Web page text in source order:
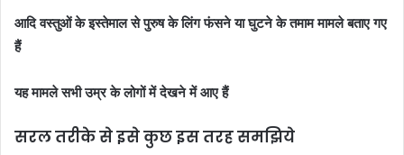
आदि वस्तुओं के इस्तेमाल से पुरुष के लिंग फंसने या घुटने के तमाम मामले बताए गए
हैं
यह मामले सभी उम्र के लोगों में देखने में आए हैं
सरल तरीके से इसे कुछ इस तरह समझिये